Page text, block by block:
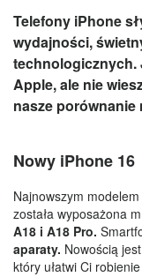
Telefony iPhone
wydajności,
technologicznych.
Apple, ale nie
nasze
Nowy iPhone 16
Najnowszym
została wyposażona
A18 i A18 Pro.
aparaty. Nowością
który ułatwi Ci